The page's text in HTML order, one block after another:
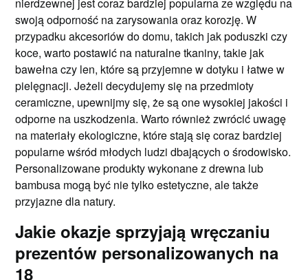
swoją odporność na zarysowania oraz korozję. W
przypadku akcesoriów do domu, takich jak poduszki czy
koce, warto postawić na naturalne tkaniny, takie jak
bawełna czy len, które są przyjemne w dotyku i łatwe w
pielęgnacji. Jeżeli decydujemy się na przedmioty
ceramiczne, upewnijmy się, że są one wysokiej jakości i
odporne na uszkodzenia. Warto również zwrócić uwagę
na materiały ekologiczne, które stają się coraz bardziej
popularne wśród młodych ludzi dbających o środowisko.
Personalizowane produkty wykonane z drewna lub
bambusa mogą być nie tylko estetyczne, ale także
przyjazne dla natury.
Jakie okazje sprzyjają wręczaniu
prezentów personalizowanych na
18